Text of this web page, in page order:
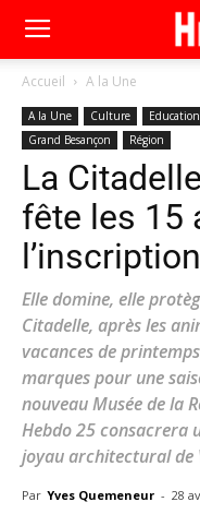
Accueil A la Une
A la Une Culture Education
Grand Besançon
Région
La
fête les 15
Elle domine, elle
Citadelle, après les
vacances de
marques pour une
nouveau Musée de la
Hebdo 25 consacrera
joyau architectural de
Par Yves Quemeneur - 28